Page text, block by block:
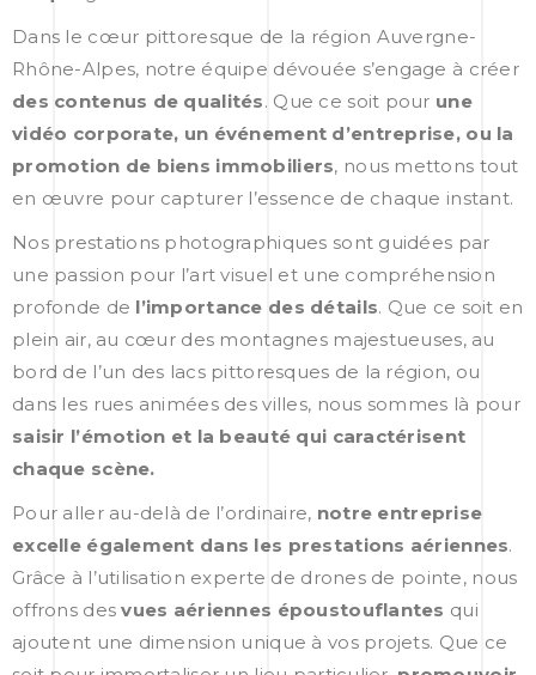
Dans le cœur pittoresque de la région Auvergne-
Rhône-Alpes, notre équipe dévouée s’engage à créer
des contenus de qualités. Que ce soit pour une
vidéo corporate, un événement d’entreprise, ou la
promotion de biens immobiliers, nous mettons tout
en œuvre pour capturer l’essence de chaque instant.
Nos prestations photographiques sont guidées par
une passion pour l’art visuel et une compréhension
profonde de l’importance des détails. Que ce soit en
plein air, au cœur des montagnes majestueuses, au
bord de l’un des lacs pittoresques de la région, ou
dans les rues animées des villes, nous sommes là pour
saisir l’émotion et la beauté qui caractérisent
chaque scène.
Pour aller au-delà de l’ordinaire, notre entreprise
excelle également dans les prestations aériennes.
Grâce à l’utilisation experte de drones de pointe, nous
offrons desvues aériennes époustouflantes qui
ajoutent une dimension unique à vos projets. Que ce